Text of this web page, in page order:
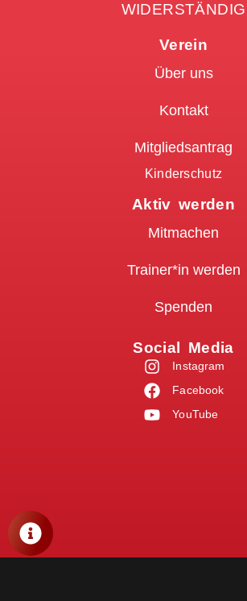
WIDERSTÄNDIG
Verein
Über uns
Kontakt
Mitgliedsantrag
Kinderschutz
Aktiv werden
Mitmachen
Trainer*in werden
Spenden
Social Media
Instagram
Facebook
YouTube